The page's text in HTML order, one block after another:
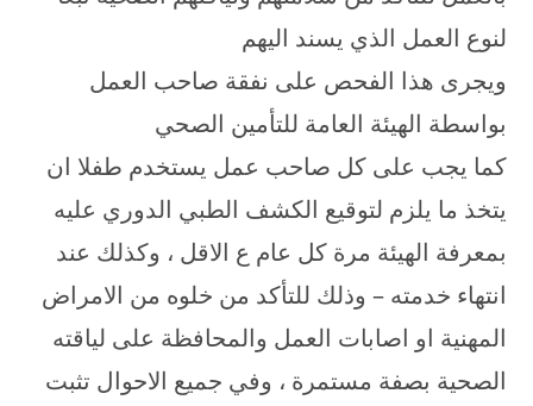
لنوع العمل الذي يسند اليهم
ويجرى هذا الفحص على نفقة صاحب العمل
بواسطة الهيئة العامة للتأمين الصحي
كما يجب على كل صاحب عمل يستخدم طفلا ان
يتخذ ما يلزم لتوقيع الكشف الطبي الدوري عليه
بمعرفة الهيئة مرة كل عام ع الاقل ، وكذلك عند
انتهاء خدمته – وذلك للتأكد من خلوه من الامراض
المهنية او اصابات العمل والمحافظة على لياقته
الصحية بصفة مستمرة ، وفي جميع الاحوال تثبت